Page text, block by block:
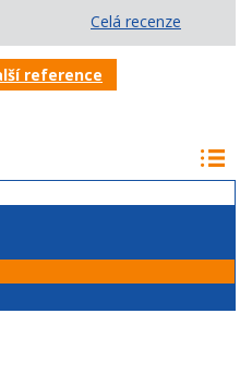
Celá recenze
reference